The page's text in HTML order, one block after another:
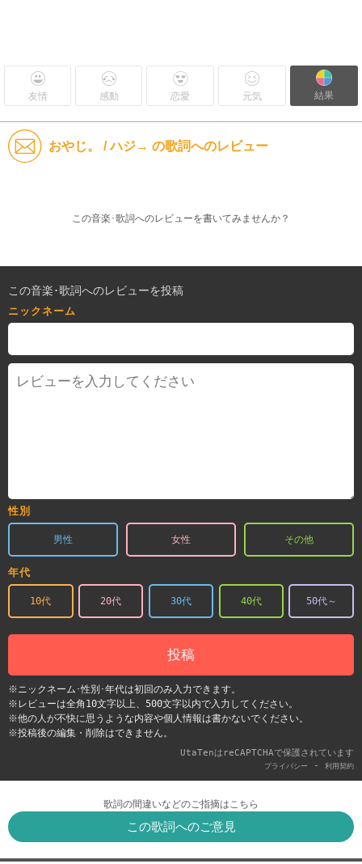
友情 感動 恋愛 元気 結果
おやじ。 / ハジ→ の歌詞へのレビュー
この音楽･歌詞へのレビューを書いてみませんか？
この音楽･歌詞へのレビューを投稿
ニックネーム
性別
男性 女性 その他
年代
10代 20代 30代 40代 50代～
投稿
※ニックネーム･性別･年代は初回のみ入力できます。
※レビューは全角10文字以上、500文字以内で入力してください。
※他の人が不快に思うような内容や個人情報は書かないでください。
※投稿後の編集・削除はできません。
UtaTenはreCAPTCHAで保護されています
プライバシー - 利用契約
歌詞の間違いなどのご指摘はこちら
この歌詞へのご意見